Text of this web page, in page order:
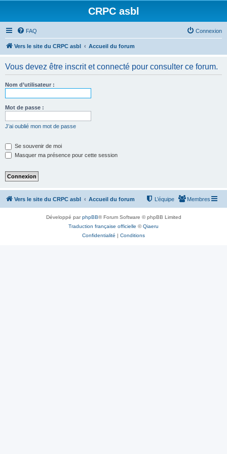
CRPC asbl
FAQ Connexion
Vers le site du CRPC asbl Accueil du forum
Vous devez être inscrit et connecté pour consulter ce forum.
Nom d’utilisateur :
Mot de passe :
J’ai oublié mon mot de passe
Se souvenir de moi
Masquer ma présence pour cette session
Vers le site du CRPC asbl Accueil du forum Membres
L’équipe
Développé parphpBB® Forum Software © phpBB Limited
Traduction française officielle ©Qiaeru
Confidentialité | Conditions